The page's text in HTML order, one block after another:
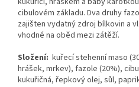
cibulovém základu. Dva druhy
zajišten vydatný zdroj bílkovin a
vhodné na oběd mezi zátěží.
Složení: kuřecí stehenní maso
hrášek, mrkev), fazole (20%),
kukuřičná, řepkový olej, sůl,